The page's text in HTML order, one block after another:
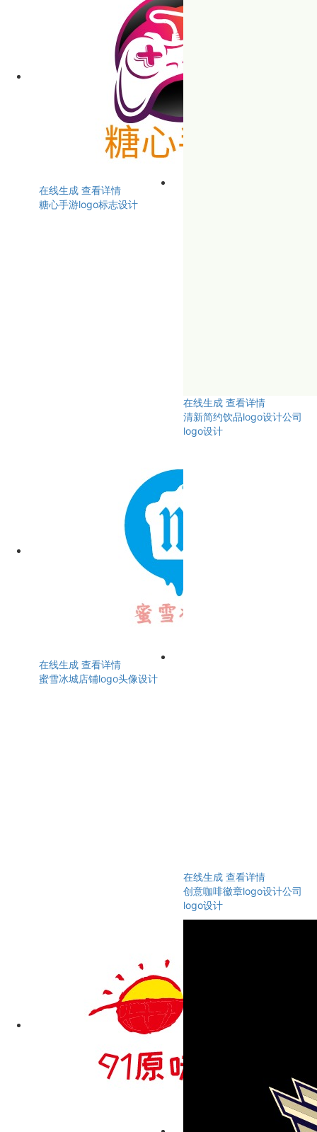
在线生成 查看详情
糖心手游logo标志设计
在线生成 查看详情
清新简约饮品logo设计公司
logo设计
在线生成 查看详情
蜜雪冰城店铺logo头像设计
在线生成 查看详情
创意咖啡徽章logo设计公司
logo设计